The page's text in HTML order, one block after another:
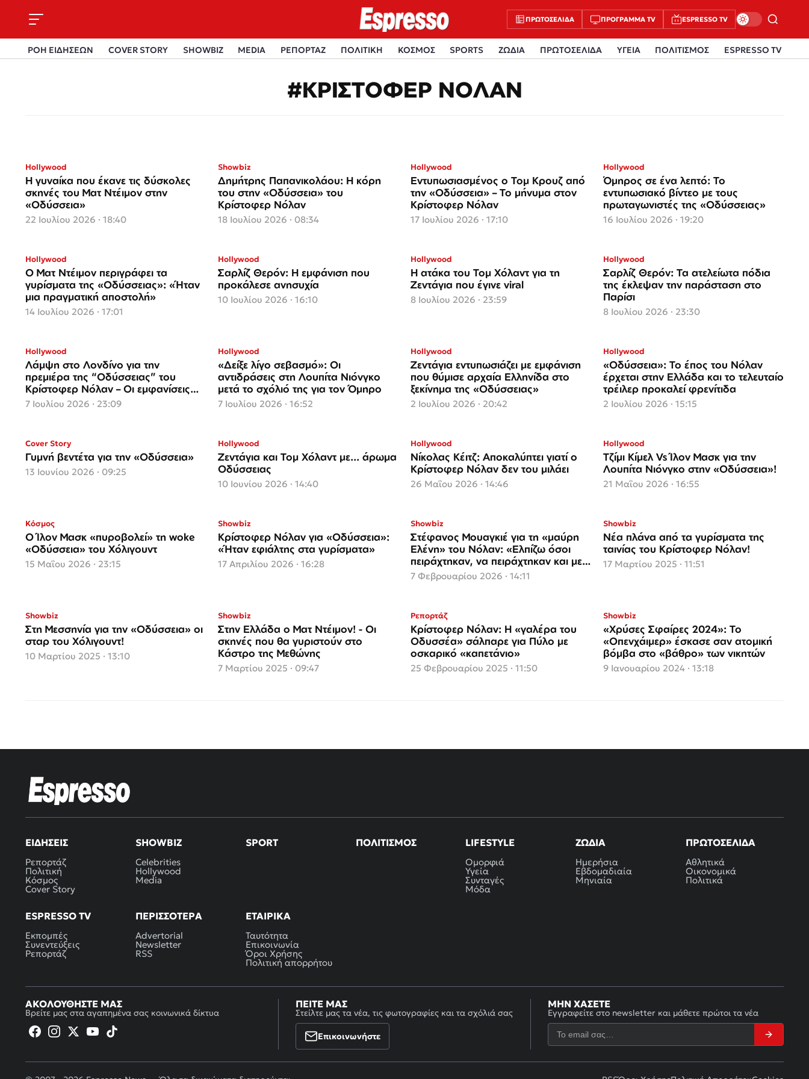
ΠΡΩΤΟΣΈΛΙΔΑ ΠΡΌΓΡΑΜΜΑ TV ESPRESSO TV
ΡΟΗ ΕΙΔΗΣΕΩΝ COVER STORY SHOWBIZ MEDIA ΡΕΠΟΡΤΑΖ ΠΟΛΙΤΙΚΗ ΚΟΣΜΟΣ SPORTS ΖΩΔΙΑ ΠΡΩΤΟΣΕΛΙΔΑ ΥΓΕΙΑ ΠΟΛΙΤΙΣΜΟΣ ESPRESSO TV
#ΚΡΙΣΤΟΦΕΡ ΝΟΛΑΝ
Hollywood
Η γυναίκα που έκανε τις δύσκολες
σκηνές του Ματ Ντέιμον στην
«Οδύσσεια»
22 Ιουλίου 2026 · 18:40
Showbiz
Δημήτρης Παπανικολάου: Η κόρη
του στην «Οδύσσεια» του
Κρίστοφερ Νόλαν
18 Ιουλίου 2026 · 08:34
Hollywood
Εντυπωσιασμένος ο Τομ Κρουζ από
την «Οδύσσεια» – Το μήνυμα στον
Κρίστοφερ Νόλαν
17 Ιουλίου 2026 · 17:10
Hollywood
Όμηρος σε ένα λεπτό: Το
εντυπωσιακό βίντεο με τους
πρωταγωνιστές της «Οδύσσειας»
16 Ιουλίου 2026 · 19:20
Hollywood
Ο Ματ Ντέιμον περιγράφει τα
γυρίσματα της «Οδύσσειας»: «Ήταν
μια πραγματική αποστολή»
14 Ιουλίου 2026 · 17:01
Hollywood
Σαρλίζ Θερόν: Η εμφάνιση που
προκάλεσε ανησυχία
10 Ιουλίου 2026 · 16:10
Hollywood
Η ατάκα του Τομ Χόλαντ για τη
Ζεντάγια που έγινε viral
8 Ιουλίου 2026 · 23:59
Hollywood
Σαρλίζ Θερόν: Τα ατελείωτα πόδια
της έκλεψαν την παράσταση στο
Παρίσι
8 Ιουλίου 2026 · 23:30
Hollywood
Λάμψη στο Λονδίνο για την
πρεμιέρα της “Οδύσσειας” του
Κρίστοφερ Νόλαν – Οι εμφανίσεις
που μαγνήτισαν τα βλέμματα
7 Ιουλίου 2026 · 23:09
Hollywood
«Δείξε λίγο σεβασμό»: Οι
αντιδράσεις στη Λουπίτα Νιόνγκο
μετά το σχόλιό της για τον Όμηρο
7 Ιουλίου 2026 · 16:52
Hollywood
Ζεντάγια εντυπωσιάζει με εμφάνιση
που θύμισε αρχαία Ελληνίδα στο
ξεκίνημα της «Οδύσσειας»
2 Ιουλίου 2026 · 20:42
Hollywood
«Οδύσσεια»: Το έπος του Νόλαν
έρχεται στην Ελλάδα και το τελευταίο
τρέιλερ προκαλεί φρενίτιδα
2 Ιουλίου 2026 · 15:15
ΑΠΟΚΛΕΙΣΤΙΚΟ
Cover Story
Γυμνή βεντέτα για την «Οδύσσεια»
13 Ιουνίου 2026 · 09:25
Hollywood
Ζεντάγια και Τομ Χόλαντ με... άρωμα
Οδύσσειας
10 Ιουνίου 2026 · 14:40
Hollywood
Νίκολας Κέιτζ: Αποκαλύπτει γιατί ο
Κρίστοφερ Νόλαν δεν του μιλάει
26 Μαΐου 2026 · 14:46
Hollywood
Τζίμι Κίμελ Vs Ίλον Μασκ για την
Λουπίτα Νιόνγκο στην «Οδύσσεια»!
21 Μαΐου 2026 · 16:55
Κόσμος
Ο Ίλον Μασκ «πυροβολεί» τη woke
«Οδύσσεια» του Χόλιγουντ
15 Μαΐου 2026 · 23:15
Showbiz
Κρίστοφερ Νόλαν για «Οδύσσεια»:
«Ήταν εφιάλτης στα γυρίσματα»
17 Απριλίου 2026 · 16:28
Showbiz
Στέφανος Μουαγκιέ για τη «μαύρη
Ελένη» του Νόλαν: «Ελπίζω όσοι
πειράχτηκαν, να πειράχτηκαν και με
τον Οθέλλο…»
7 Φεβρουαρίου 2026 · 14:11
Showbiz
Νέα πλάνα από τα γυρίσματα της
ταινίας του Κρίστοφερ Νόλαν!
17 Μαρτίου 2025 · 11:51
Showbiz
Στη Μεσσηνία για την «Οδύσσεια» οι
σταρ του Χόλιγουντ!
10 Μαρτίου 2025 · 13:10
Showbiz
Στην Ελλάδα ο Ματ Ντέιμον! - Οι
σκηνές που θα γυριστούν στο
Κάστρο της Μεθώνης
7 Μαρτίου 2025 · 09:47
Ρεπορτάζ
Κρίστοφερ Νόλαν: Η «γαλέρα του
Οδυσσέα» σάλπαρε για Πύλο με
οσκαρικό «καπετάνιο»
25 Φεβρουαρίου 2025 · 11:50
Showbiz
«Χρύσες Σφαίρες 2024»: Το
«Οπενχάιμερ» έσκασε σαν ατομική
βόμβα στο «βάθρο» των νικητών
9 Ιανουαρίου 2024 · 13:18
ΕΙΔΉΣΕΙΣ
Ρεπορτάζ
Πολιτική
Κόσμος
Cover Story
SHOWBIZ
Celebrities
Hollywood
Media
SPORT ΠΟΛΙΤΙΣΜΌΣ LIFESTYLE
Ομορφιά
Υγεία
Συνταγές
Μόδα
ΖΏΔΙΑ
Ημερήσια
Εβδομαδιαία
Μηνιαία
ΠΡΩΤΟΣΈΛΙΔΑ
Αθλητικά
Οικονομικά
Πολιτικά
ESPRESSO TV
Εκπομπές
Συνεντεύξεις
Ρεπορτάζ
ΠΕΡΙΣΣΌΤΕΡΑ
Advertorial
Newsletter
RSS
ΕΤΑΙΡΙΚΆ
Ταυτότητα
Επικοινωνία
Όροι Χρήσης
Πολιτική απορρήτου
ΑΚΟΛΟΥΘΉΣΤΕ ΜΑΣ
Βρείτε μας στα αγαπημένα σας κοινωνικά δίκτυα
ΠΕΊΤΕ ΜΑΣ
Στείλτε μας τα νέα, τις φωτογραφίες και τα σχόλιά σας
Επικοινωνήστε
ΜΗΝ ΧΆΣΕΤΕ
Εγγραφείτε στο newsletter και μάθετε πρώτοι τα νέα